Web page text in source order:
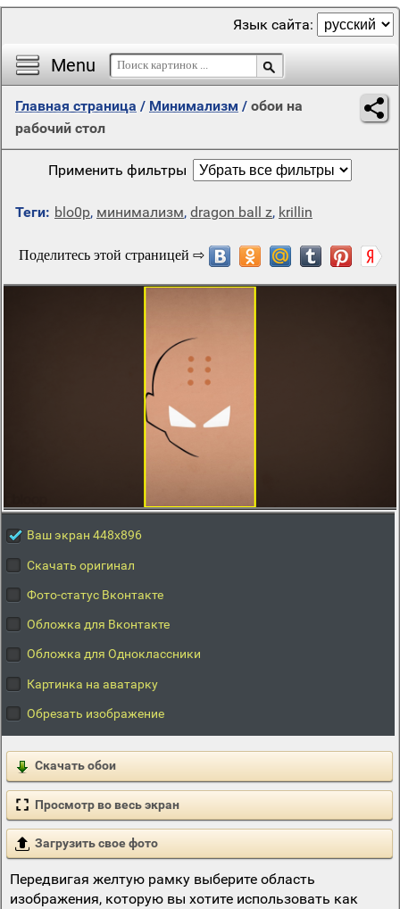
Menu
Язык сайта:
Главная страница / Минимализм / обои на
рабочий стол
Применить фильтры
Теги: blo0p, минимализм, dragon ball z, krillin
Ваш экран 448x896
Скачать оригинал
Фото-статус Вконтакте
Обложка для Вконтакте
Обложка для Одноклассники
Картинка на аватарку
Обрезать изображение
Скачать обои
Просмотр во весь экран
Загрузить свое фото
Передвигая желтую рамку выберите область
изображения, которую вы хотите использовать как